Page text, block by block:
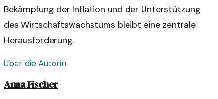
Bekämpfung der Inflation und der Unterstützung
des Wirtschaftswachstums bleibt eine zentrale
Herausforderung.
Über die Autorin
Anna Fischer